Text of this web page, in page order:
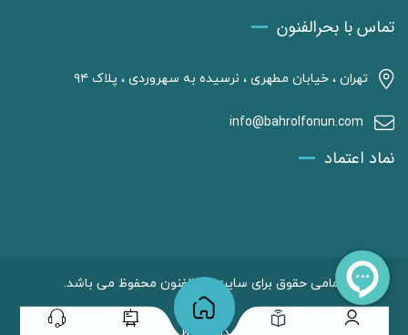
تماس با بحرالفنون
تهران ، خیابان مطهری ، نرسیده به سهروردی ، پلاک ۹۴
info@bahrolfonun.com
نماد اعتماد
تمامی حقوق برای سایت بحرالفنون محفوظ می باشد.